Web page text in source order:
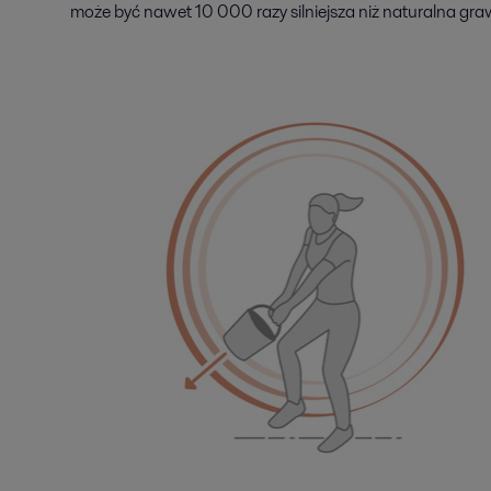
może być nawet 10 000 razy silniejsza niż naturalna